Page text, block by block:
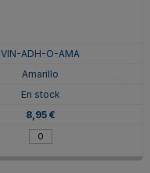
VIN-ADH-O-AMA
Amarillo
En stock
8,95 €